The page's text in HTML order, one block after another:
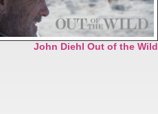
John Diehl Out of the Wild